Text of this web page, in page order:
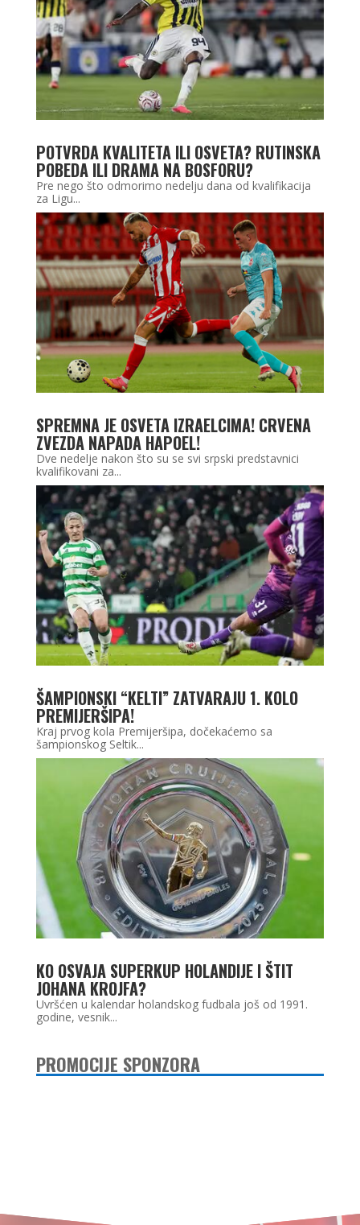
POTVRDA KVALITETA ILI OSVETA? RUTINSKA
POBEDA ILI DRAMA NA BOSFORU?
Pre nego što odmorimo nedelju dana od kvalifikacija
za Ligu...
SPREMNA JE OSVETA IZRAELCIMA! CRVENA
ZVEZDA NAPADA HAPOEL!
Dve nedelje nakon što su se svi srpski predstavnici
kvalifikovani za...
ŠAMPIONSKI “KELTI” ZATVARAJU 1. KOLO
PREMIJERŠIPA!
Kraj prvog kola Premijeršipa, dočekaćemo sa
šampionskog Seltik...
KO OSVAJA SUPERKUP HOLANDIJE I ŠTIT
JOHANA KROJFA?
Uvršćen u kalendar holandskog fudbala još od 1991.
godine, vesnik...
PROMOCIJE SPONZORA